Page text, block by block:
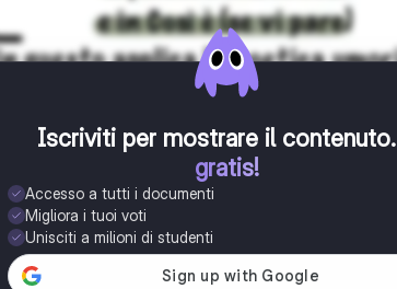
Iscriviti per mostrare il contenuto.
gratis!
Accesso a tutti i documenti
Migliora i tuoi voti
Unisciti a milioni di studenti